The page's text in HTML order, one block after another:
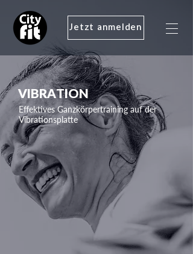
Jetzt anmelden
VIBRATION
Effektives Ganzkörpertraining auf der
Vibrationsplatte